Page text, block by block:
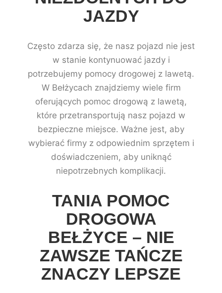
JAZDY
Często zdarza się, że nasz pojazd nie jest
w stanie kontynuować jazdy i
potrzebujemy pomocy drogowej z lawetą.
W Bełżycach znajdziemy wiele firm
oferujących pomoc drogową z lawetą,
które przetransportują nasz pojazd w
bezpieczne miejsce. Ważne jest, aby
wybierać firmy z odpowiednim sprzętem i
doświadczeniem, aby uniknąć
niepotrzebnych komplikacji.
TANIA POMOC
DROGOWA
BEŁŻYCE – NIE
ZAWSZE TAŃCZE
ZNACZY LEPSZE